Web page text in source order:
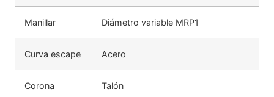
Manillar Diámetro variable MRP1
Curva escape Acero
Corona Talón